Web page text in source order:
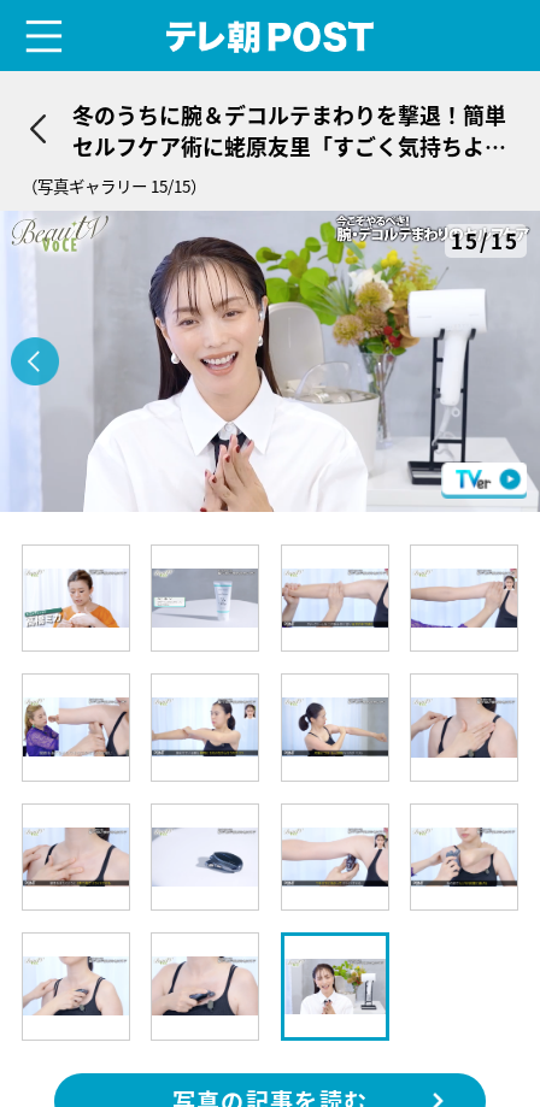
冬のうちに腕＆デコルテまわりを撃退！簡単
セルフケア術に蛯原友里「すごく気持ちよさ
そう！」
（写真ギャラリー 15/15）
15/15